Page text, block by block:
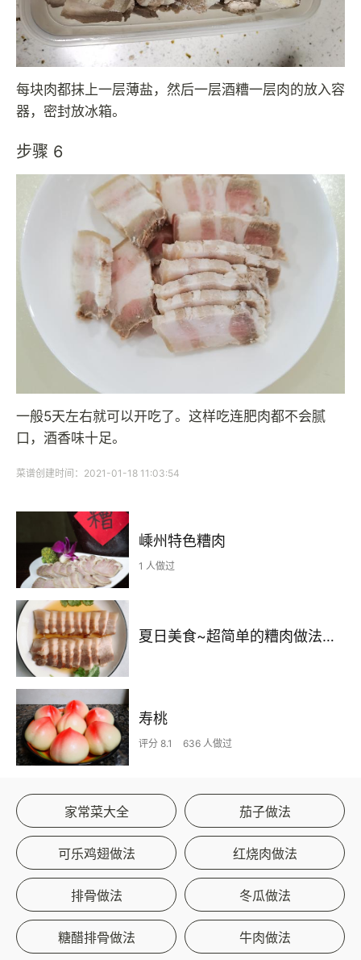
每块肉都抹上一层薄盐，然后一层酒糟一层肉的放入容
器，密封放冰箱。
步骤 6
一般5天左右就可以开吃了。这样吃连肥肉都不会腻
口，酒香味十足。
菜谱创建时间：2021-01-18 11:03:54
嵊州特色糟肉
1 人做过
夏日美食~超简单的糟肉做法✨清爽不油腻✨一肉两吃
寿桃
评分 8.1 636 人做过
家常菜大全 茄子做法
可乐鸡翅做法 红烧肉做法
排骨做法 冬瓜做法
糖醋排骨做法 牛肉做法